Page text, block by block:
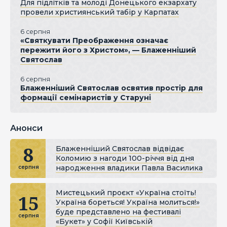
Для підлітків та молоді Донецького екзархату
провели християнський табір у Карпатах
6 серпня
«Святкувати Преображення означає
пережити його з Христом», — Блаженніший
Святослав
6 серпня
Блаженніший Святослав освятив простір для
формації семінаристів у Старуні
Анонси
8
серпня
Блаженніший Святослав відвідає
Коломию з нагоди 100-річчя від дня
народження владики Павла Василика
15
серпня
Мистецький проєкт «Україна стоїть!
Україна бореться! Україна молиться!»
буде представлено на фестивалі
«Букет» у Софії Київській